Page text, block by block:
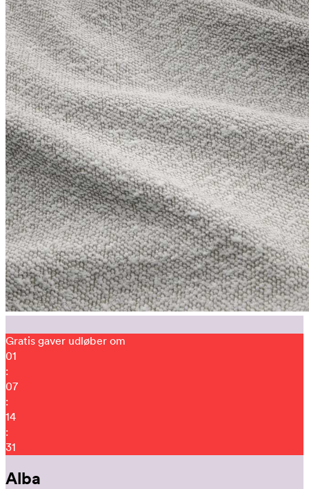
Gratis gaver udløber om
01
:
07
:
14
:
22
Alba